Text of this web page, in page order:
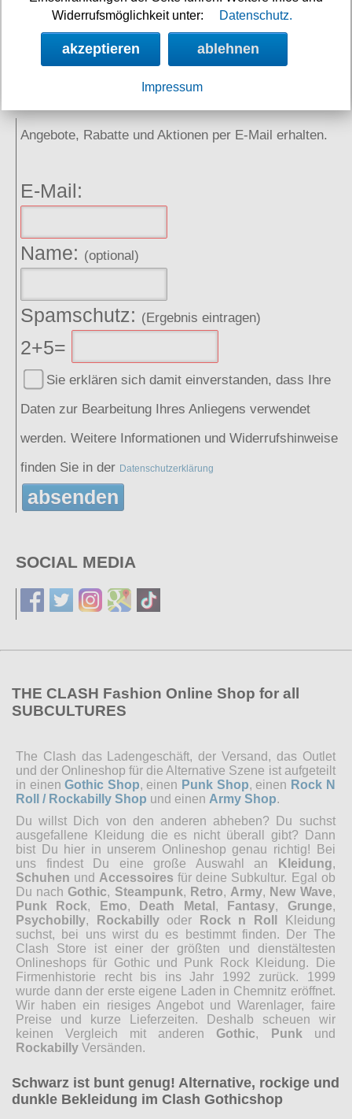
Links
Angebote, Rabatte und Aktionen per E-Mail erhalten.
E-Mail:
Name: (optional)
Spamschutz: (Ergebnis eintragen)
2+5=
Sie erklären sich damit einverstanden, dass Ihre
Daten zur Bearbeitung Ihres Anliegens verwendet
werden. Weitere Informationen und Widerrufshinweise
finden Sie in der Datenschutzerklärung
absenden
SOCIAL MEDIA
THE CLASH Fashion Online Shop for all
SUBCULTURES
The Clash das Ladengeschäft, der Versand, das Outlet
und der Onlineshop für die Alternative Szene ist aufgeteilt
in einenGothic Shop, einen Punk Shop, einen Rock N
Roll / Rockabilly Shop und einen Army Shop.
Du willst Dich von den anderen abheben? Du suchst
ausgefallene Kleidung die es nicht überall gibt? Dann
bist Du hier in unserem Onlineshop genau richtig! Bei
uns findest Du eine große Auswahl an
Kleidung,
Schuhen und Accessoires für deine Subkultur. Egal ob
Du nach Gothic, Steampunk, Retro, Army, New Wave,
Punk Rock, Emo, Death Metal , Fantasy, Grunge,
Psychobilly, Rockabillyoder Rock n Roll
Kleidung
suchst, bei uns wirst du es bestimmt finden. Der The
Clash Store ist einer der größten und dienstältesten
Onlineshops für Gothic und Punk Rock Kleidung. Die
Firmenhistorie recht bis ins Jahr 1992 zurück. 1999
wurde dann der erste eigene Laden in Chemnitz eröffnet.
Wir haben ein riesiges Angebot und Warenlager, faire
Preise und kurze Lieferzeiten. Deshalb scheuen wir
keinen Vergleich mit anderen Gothic, Punk und
Rockabilly Versänden.
Schwarz ist bunt genug! Alternative, rockige und
dunkle Bekleidung im Clash Gothicshop
Widerrufsmöglichkeit unter:
Datenschutz.
akzeptieren ablehnen
Impressum